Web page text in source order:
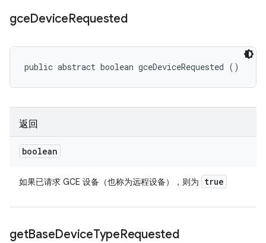
gceDeviceRequested
public abstract boolean gceDeviceRequested ()
返回
boolean
如果已请求 GCE 设备（也称为远程设备），则为 true
getBaseDeviceTypeRequested